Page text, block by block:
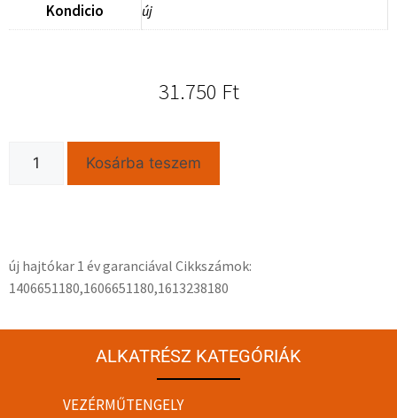
Kondicio új
31.750 Ft
Kosárba teszem
új hajtókar 1 év garanciával Cikkszámok:
1406651180,1606651180,1613238180
ALKATRÉSZ KATEGÓRIÁK
VEZÉRMŰTENGELY